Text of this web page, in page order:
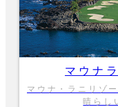
マウナ
マウナ・ラニリゾ
晴らし